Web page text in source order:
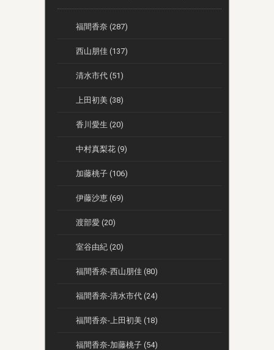
福間香奈 (287)
西山朋佳 (137)
清水市代 (51)
上田初美 (38)
香川愛生 (20)
中村真梨花 (9)
加藤桃子 (106)
伊藤沙恵 (69)
渡部愛 (20)
室谷由紀 (20)
福間香奈-西山朋佳 (80)
福間香奈-清水市代 (24)
福間香奈-上田初美 (18)
福間香奈-加藤桃子 (54)